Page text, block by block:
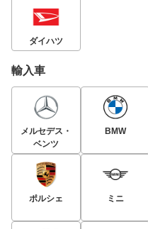
ダイハツ
輸入車
メルセデス・
ベンツ
BMW
ポルシェ ミニ